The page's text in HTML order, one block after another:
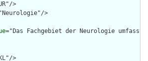
>
>
="Das Fachgebiet der Neurologie
>